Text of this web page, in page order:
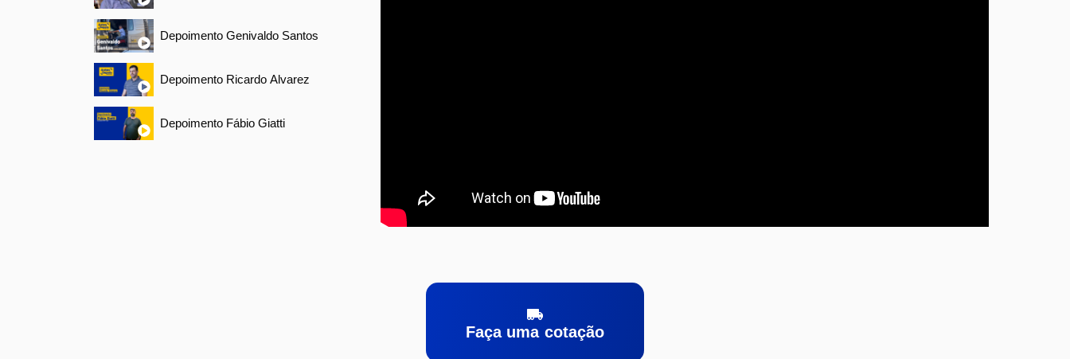
Depoimento Genivaldo Santos
Depoimento Ricardo Alvarez
Depoimento Fábio Giatti
Faça uma cotação